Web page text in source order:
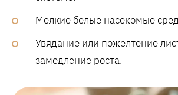
Мелкие белые насекомые
Увядание или пожелтение
замедление роста.